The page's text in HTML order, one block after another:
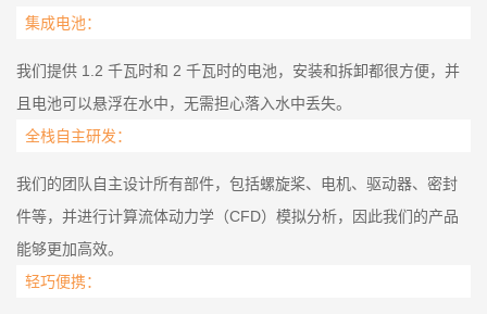
集成电池：
我们提供 1.2 千瓦时和 2 千瓦时的电池，安装和拆卸都很方便，并
且电池可以悬浮在水中，无需担心落入水中丢失。
全栈自主研发：
我们的团队自主设计所有部件，包括螺旋桨、电机、驱动器、密封
件等，并进行计算流体动力学（CFD）模拟分析，因此我们的产品
能够更加高效。
轻巧便携：